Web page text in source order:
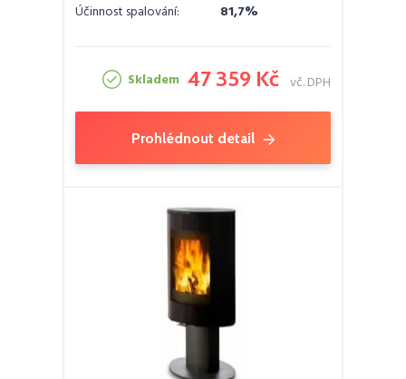
Účinnost spalování:
81,7%
Skladem 47 359 Kč vč. DPH
Prohlédnout detail